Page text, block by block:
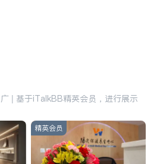
| 基于iTalkBB精英会员，进行展示
精英会员